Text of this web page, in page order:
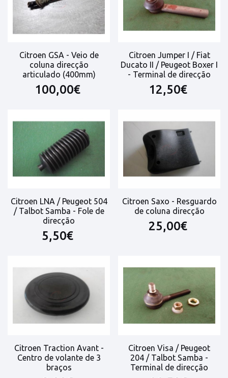
Citroen GSA - Veio de
coluna direcção
articulado (400mm)
100,00€
Citroen Jumper I / Fiat
Ducato II / Peugeot Boxer I
- Terminal de direcção
12,50€
Citroen LNA / Peugeot 504
/ Talbot Samba - Fole de
direcção
5,50€
Citroen Saxo - Resguardo
de coluna direcção
25,00€
Citroen Traction Avant -
Centro de volante de 3
braços
Citroen Visa / Peugeot
204 / Talbot Samba -
Terminal de direcção